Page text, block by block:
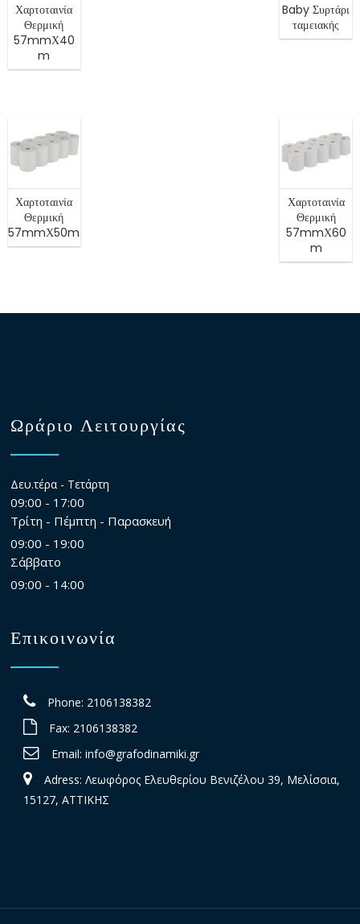
Χαρτοταινία
Θερμική
57mmΧ40
m
Baby Συρτάρι
ταμειακής
Χαρτοταινία
Θερμική
57mmΧ50m
Χαρτοταινία
Θερμική
57mmΧ60
m
Ωράριο Λειτουργίας
Δευ.τέρα - Τετάρτη
09:00 - 17:00
Τρίτη - Πέμπτη - Παρασκευή
09:00 - 19:00
Σάββατο
09:00 - 14:00
Επικοινωνία
Phone: 2106138382
Fax: 2106138382
Email: info@grafodinamiki.gr
Adress: Λεωφόρος Ελευθερίου Βενιζέλου 39, Μελίσσια,
15127, ΑΤΤΙΚΗΣ